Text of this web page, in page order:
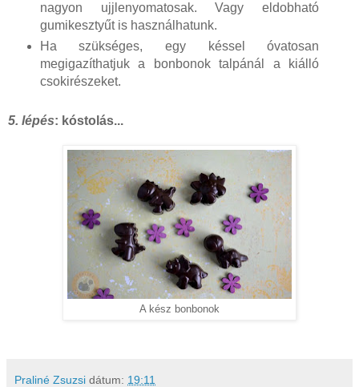
nagyon ujjlenyomatosak. Vagy eldobható
gumikesztyűt is használhatunk.
Ha szükséges, egy késsel óvatosan
megigazíthatjuk a bonbonok talpánál a kiálló
csokirészeket.
5. lépés: kóstolás...
A kész bonbonok
Praliné Zsuzsi dátum: 19:11